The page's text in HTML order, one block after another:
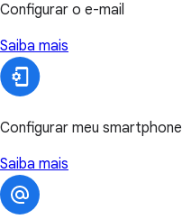
Configurar o e-mail
Saiba mais
Configurar meu smartphone
Saiba mais